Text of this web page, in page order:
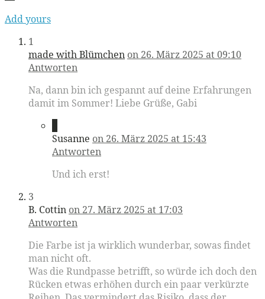
Add yours
1
made with Blümchen on 26. März 2025 at 09:10
Antworten
Na, dann bin ich gespannt auf deine Erfahrungen
damit im Sommer! Liebe Grüße, Gabi
Susanne on 26. März 2025 at 15:43
Antworten
Und ich erst!
3
B. Cottin on 27. März 2025 at 17:03
Antworten
Die Farbe ist ja wirklich wunderbar, sowas findet
man nicht oft.
Was die Rundpasse betrifft, so würde ich doch den
Rücken etwas erhöhen durch ein paar verkürzte